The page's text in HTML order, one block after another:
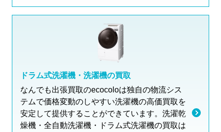
ドラム式洗濯機・洗濯機の買取
なんでも出張買取のecocoloは独自の物流シス
テムで価格変動のしやすい洗濯機の高価買取を
安定して提供することができています。洗濯乾
燥機・全自動洗濯機・ドラム式洗濯機の買取は